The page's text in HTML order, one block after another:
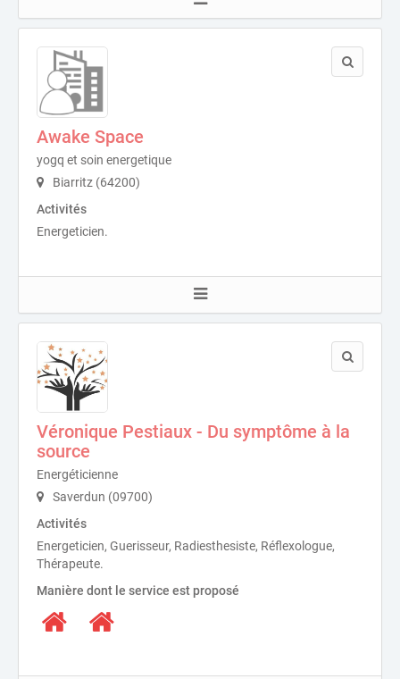
Awake Space
yogq et soin energetique
Biarritz (64200)
Activités
Energeticien.
Véronique Pestiaux - Du symptôme à la
source
Energéticienne
Saverdun (09700)
Activités
Energeticien, Guerisseur, Radiesthesiste, Réflexologue,
Thérapeute.
Manière dont le service est proposé